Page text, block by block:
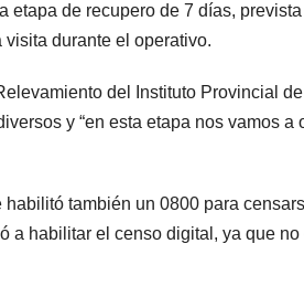
etapa de recupero de 7 días,
durante el operativo.
del Instituto Provincial
y “en esta etapa nos vamos
también un 0800 para
a habilitar el censo digital, ya que